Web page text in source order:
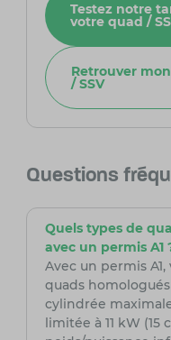
Testez notre
votre quad /
Retrouver
/ SSV
Questions
Quels types de
avec un permis A1
Avec un permis
quads
cylindrée
limitée à 11 kW